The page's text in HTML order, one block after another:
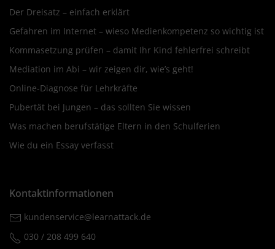
Der Dreisatz – einfach erklärt
Gefahren im Internet – wieso Medienkompetenz so wichtig ist
Kommasetzung prüfen – damit Ihr Kind fehlerfrei schreibt
Mediation im Abi – wir zeigen dir, wie’s geht!
Online-Diagnose für Lehrkräfte
Pubertät bei Jungen – das sollten Sie wissen
Was machen berufstätige Eltern in den Schulferien
Wie du ein Essay verfasst
Kontaktinformationen
kundenservice@learnattack.de
030 / 208 499 640